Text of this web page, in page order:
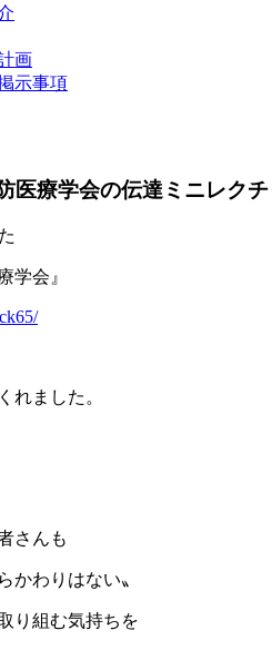
画
示事項
医療学会の伝達ミニレク
学会』
れました。
さんも
かわりはない〟
り組む気持ちを